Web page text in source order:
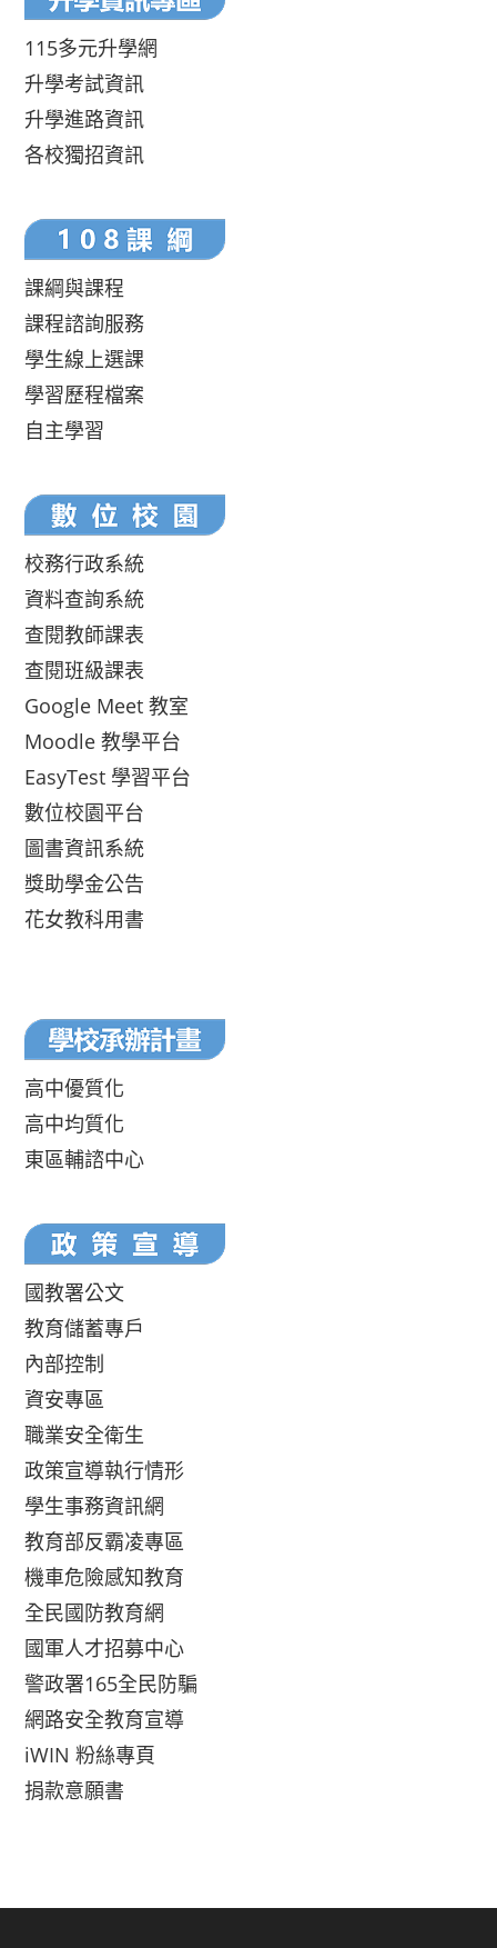
115多元升學網
升學考試資訊
升學進路資訊
各校獨招資訊
課綱與課程
課程諮詢服務
學生線上選課
學習歷程檔案
自主學習
校務行政系統
資料查詢系統
查閱教師課表
查閱班級課表
Google Meet 教室
Moodle 教學平台
EasyTest 學習平台
數位校園平台
圖書資訊系統
獎助學金公告
花女教科用書
高中優質化
高中均質化
東區輔諮中心
國教署公文
教育儲蓄專戶
內部控制
資安專區
職業安全衛生
政策宣導執行情形
學生事務資訊網
教育部反霸凌專區
機車危險感知教育
全民國防教育網
國軍人才招募中心
警政署165全民防騙
網路安全教育宣導
iWIN 粉絲專頁
捐款意願書